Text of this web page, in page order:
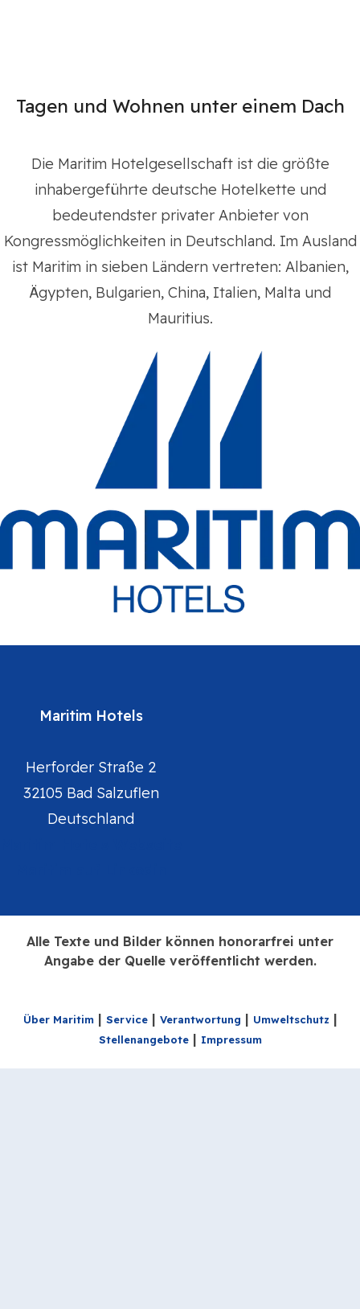
Tagen und Wohnen unter einem Dach
Die Maritim Hotelgesellschaft ist die größte
inhabergeführte deutsche Hotelkette und
bedeutendster privater Anbieter von
Kongressmöglichkeiten in Deutschland. Im Ausland
ist Maritim in sieben Ländern vertreten: Albanien,
Ägypten, Bulgarien, China, Italien, Malta und
Mauritius.
Maritim Hotels
Herforder Straße 2
32105 Bad Salzuflen
Deutschland